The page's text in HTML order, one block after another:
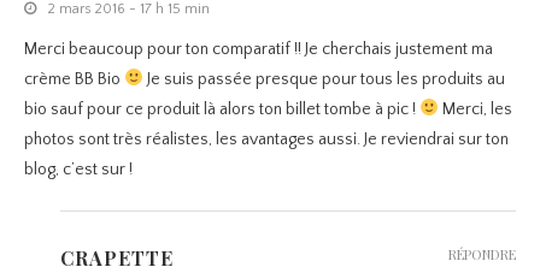
2 mars 2016 - 17 h 15 min
Merci beaucoup pour ton comparatif !! Je cherchais justement ma
crème BB Bio
Je suis passée presque pour tous les produits au
bio sauf pour ce produit là alors ton billet tombe à pic !
Merci, les
photos sont très réalistes, les avantages aussi. Je reviendrai sur ton
blog, c’est sur !
CRAPETTE RÉPONDRE